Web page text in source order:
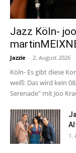
Jazz Köln-
Jazzie - 2. August 2026
Köln- Es gibt diese
weiß: Das wird kein
Serenade" mit Joo
1.